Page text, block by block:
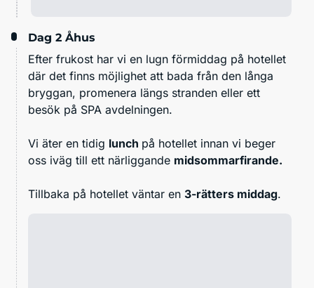
Dag 2 Åhus
Efter frukost har vi en lugn förmiddag på hotellet
där det finns möjlighet att bada från den långa
bryggan, promenera längs stranden eller ett
besök på SPA avdelningen.
Vi äter en tidig lunch på hotellet innan vi beger
oss iväg till ett närliggande midsommarfirande.
Tillbaka på hotellet väntar en 3-rätters middag.